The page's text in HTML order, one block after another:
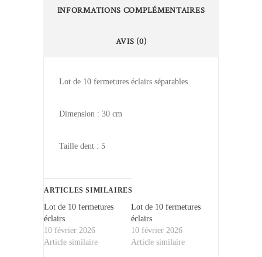
INFORMATIONS COMPLÉMENTAIRES
AVIS (0)
Lot de 10 fermetures éclairs séparables
Dimension : 30 cm
Taille dent : 5
ARTICLES SIMILAIRES
Lot de 10 fermetures
éclairs
10 février 2026
Article similaire
Lot de 10 fermetures
éclairs
10 février 2026
Article similaire